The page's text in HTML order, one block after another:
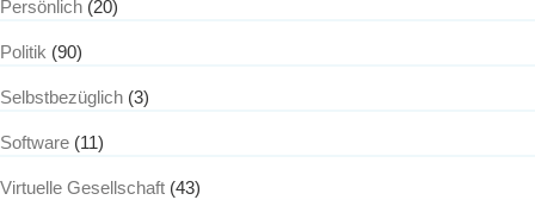
Persönlich (20)
Politik (90)
Selbstbezüglich (3)
Software (11)
Virtuelle Gesellschaft (43)